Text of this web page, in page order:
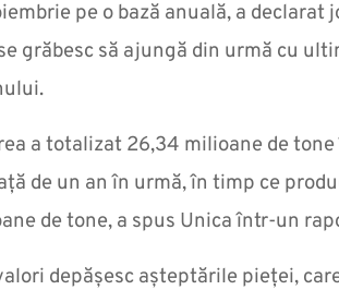
pe o bază anuală, a
grăbesc să ajungă din urmă cu
a totalizat 26,34 milioane de
de un an în urmă, în timp ce
de tone, a spus Unica într-un
depășesc așteptările pieței,